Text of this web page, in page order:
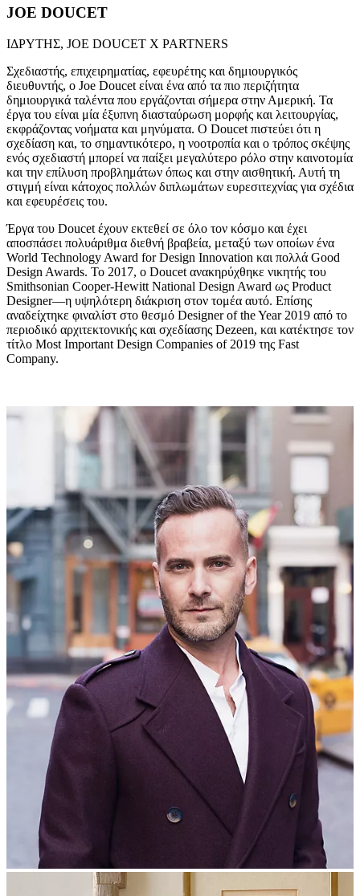
JOE DOUCET
ΙΔΡΥΤΗΣ, JOE DOUCET X PARTNERS
Σχεδιαστής, επιχειρηματίας, εφευρέτης και δημιουργικός
διευθυντής, ο Joe Doucet είναι ένα από τα πιο περιζήτητα
δημιουργικά ταλέντα που εργάζονται σήμερα στην Αμερική. Τα
έργα του είναι μία έξυπνη διασταύρωση μορφής και λειτουργίας,
εκφράζοντας νοήματα και μηνύματα. Ο Doucet πιστεύει ότι η
σχεδίαση και, το σημαντικότερο, η νοοτροπία και ο τρόπος σκέψης
ενός σχεδιαστή μπορεί να παίξει μεγαλύτερο ρόλο στην καινοτομία
και την επίλυση προβλημάτων όπως και στην αισθητική. Αυτή τη
στιγμή είναι κάτοχος πολλών διπλωμάτων ευρεσιτεχνίας για σχέδια
και εφευρέσεις του.
Έργα του Doucet έχουν εκτεθεί σε όλο τον κόσμο και έχει
αποσπάσει πολυάριθμα διεθνή βραβεία, μεταξύ των οποίων ένα
World Technology Award for Design Innovation και πολλά Good
Design Awards. Το 2017, ο Doucet ανακηρύχθηκε νικητής του
Smithsonian Cooper-Hewitt National Design Award ως Product
Designer—η υψηλότερη διάκριση στον τομέα αυτό. Επίσης
αναδείχτηκε φιναλίστ στο θεσμό Designer of the Year 2019 από το
περιοδικό αρχιτεκτονικής και σχεδίασης Dezeen, και κατέκτησε τον
τίτλο Most Important Design Companies of 2019 της Fast
Company.